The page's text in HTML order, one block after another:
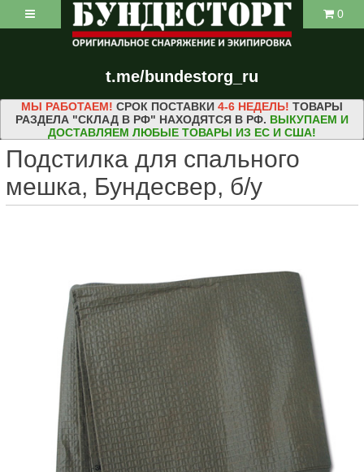
t.me/bundestorg_ru
0
МЫ РАБОТАЕМ! СРОК ПОСТАВКИ 4-6 НЕДЕЛЬ! ТОВАРЫ
РАЗДЕЛА "СКЛАД В РФ" НАХОДЯТСЯ В РФ. ВЫКУПАЕМ И
ДОСТАВЛЯЕМ ЛЮБЫЕ ТОВАРЫ ИЗ ЕС И США!
Подстилка для спального
мешка, Бундесвер, б/у